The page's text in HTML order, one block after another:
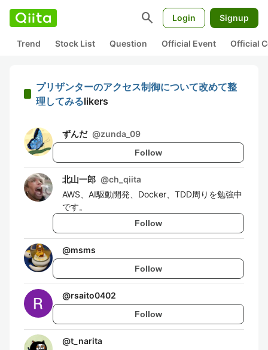
search Login Signup
Trend Stock List Question Official Event Official
プリザンターのアクセス制御について改めて整
理してみるlikers
ずんだ @zunda_09
Follow
北山一郎 @ch_qiita
AWS、AI駆動開発、Docker、TDD周りを勉強中
です。
Follow
@msms
Follow
@rsaito0402
Follow
@t_narita